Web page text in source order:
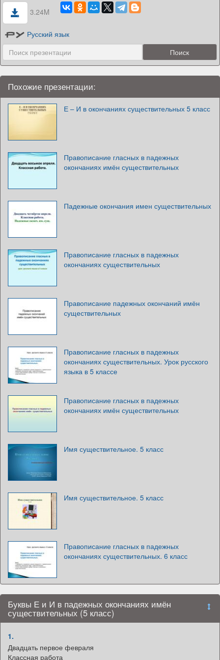
3.24M
Русский язык
Похожие презентации:
Е – И в окончаниях существительных 5 класс
Правописание гласных в падежных
окончаниях имён существительных
Падежные окончания имен существительных
Правописание гласных в падежных
окончаниях существительных
Правописание падежных окончаний имён
существительных
Правописание гласных в падежных
окончаниях существительных. Урок русского
языка в 5 классе
Правописание гласных в падежных
окончаниях имён существительных
Имя существительное. 5 класс
Имя существительное. 5 класс
Правописание гласных в падежных
окончаниях существительных. 6 класс
Буквы Е и И в падежных окончаниях имён
существительных (5 класс)
1.
Двадцать первое февраля
Классная работа